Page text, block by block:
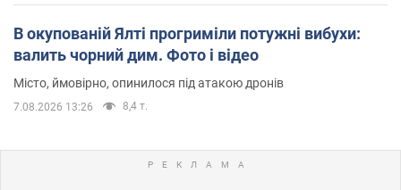
В окупованій Ялті прогриміли потужні вибухи:
валить чорний дим. Фото і відео
Місто, ймовірно, опинилося під атакою дронів
7.08.2026 13:26 8,4 т.